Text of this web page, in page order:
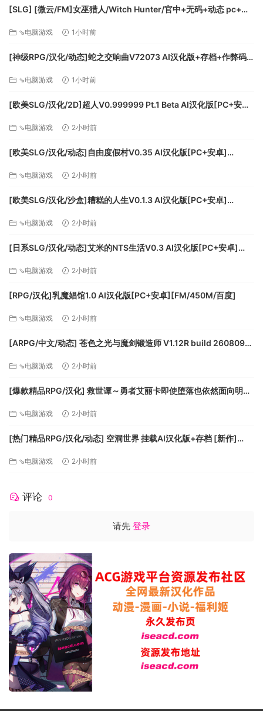
营、制造、维护等。
来一次“虫上谈兵”。
拥有各自人际关系、经历，会生老病死的数千名NPC；
你可以与他们结成各种各样的关系，甚至直接决定他们的生
你将会与你的另一半生儿育女。
培养并将你的毕生功力传给下一位传人。
在茫茫人海中，找寻你上一世的恋人。
细致的制造
通过采集、制造、修理、精制，
[SLG] [微云/FM]女巫猎人/Witch Hunter/官中+无码+动态 pc+安
⇘电脑游戏 1小时前
[神级RPG/汉化/动态]蛇之交响曲V72073 AI汉化版+存档+作弊码
⇘电脑游戏 1小时前
[欧美SLG/汉化/2D]超人V0.999999 Pt.1 Beta AI汉化版[PC+安卓]
⇘电脑游戏 2小时前
[欧美SLG/汉化/动态]自由度假村V0.35 AI汉化版[PC+安卓]
⇘电脑游戏 2小时前
[欧美SLG/汉化/沙盒]糟糕的人生V0.1.3 AI汉化版[PC+安卓]
⇘电脑游戏 2小时前
[日系SLG/汉化/动态]艾米的NTS生活V0.3 AI汉化版[PC+安卓]
⇘电脑游戏 2小时前
[RPG/汉化]乳魔娼馆1.0 AI汉化版[PC+安卓][FM/450M/百度]
⇘电脑游戏 2小时前
[ARPG/中文/动态] 苍色之光与魔剑锻造师 V1.12R build 26080901
⇘电脑游戏 2小时前
[爆款精品RPG/汉化] 救世谭～勇者艾丽卡即使堕落也依然面向明天
⇘电脑游戏 2小时前
[热门精品RPG/汉化/动态] 空洞世界 挂载AI汉化版+存档 [新作]
⇘电脑游戏 2小时前
评论 0
请先 登录